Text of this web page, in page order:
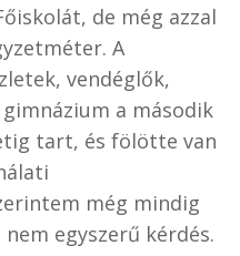
de még azzal
A
vendéglők,
a második
tart, és fölötte van
még mindig
egyszerű kérdés.